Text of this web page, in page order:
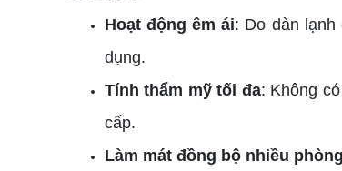
Hoạt động êm ái: Do dàn
dụng.
Tính thẩm mỹ tối đa: Không
cấp.
Làm mát đồng bộ nhiều